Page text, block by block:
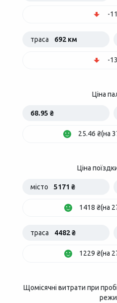
-
траса 692 км
-
Ціна
68.95 ₴
25.46 ₴(на
Ціна
місто 5171 ₴
1418 ₴(на
траса 4482 ₴
1229 ₴(на
Щомісячні витрати при